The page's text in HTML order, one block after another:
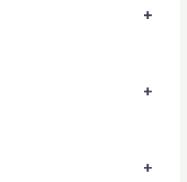
+
+
+